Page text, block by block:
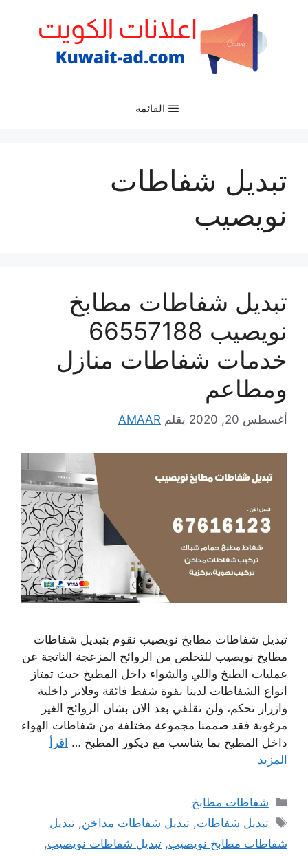
القائمة
تبديل شفاطات
نويصيب
تبديل شفاطات مطابخ
نويصيب 66557188
خدمات شفاطات منازل
ومطاعم
أغسطس 20, 2020 بقلم AMAAR
تبديل شفاطات مطابخ نويصيب نقوم بتبديل شفاطات
مطابخ نويصيب للتخلص من الروائح المزعجة الناتجة عن
عمليات الطبخ واللي والشواء داخل المطبخ حيث تمتاز
انواع الشفاطات لدينا بقوة شفط فائقة وفلاتر داخلية
وازرار تحكم، ولن تقلقي بعد الان بشان الروائح الغير
مرغوبة فقد صممنا مجموعة مختلفة من شفاطات الهواء
داخل المطبخ بما يتناسب مع ديكور المطبخ … اقرأ
المزيد
التصنيفات
شفاطات مطابخ
الوسوم
تبديل شفاطات,تبديل شفاطات مداخن,تبديل
شفاطات مطابخ نويصيب, تبديل شفاطات نويصيب,